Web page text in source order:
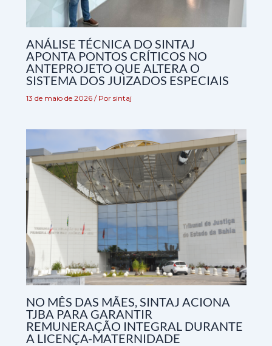
ANÁLISE TÉCNICA DO SINTAJ
APONTA PONTOS CRÍTICOS NO
ANTEPROJETO QUE ALTERA O
SISTEMA DOS JUIZADOS ESPECIAIS
13 de maio de 2026 / Por sintaj
NO MÊS DAS MÃES, SINTAJ ACIONA
TJBA PARA GARANTIR
REMUNERAÇÃO INTEGRAL DURANTE
A LICENÇA-MATERNIDADE